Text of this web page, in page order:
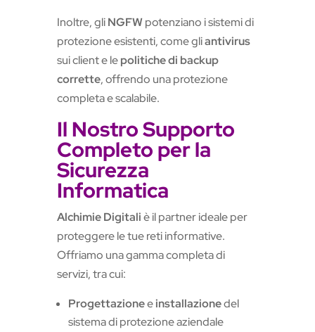
Inoltre, gliNGFWpotenziano i sistemi di
protezione esistenti, come gliantivirus
sui client e lepolitiche di backup
corrette, offrendo una protezione
completa e scalabile.
Il Nostro Supporto
Completo per la
Sicurezza
Informatica
Alchimie Digitaliè il partner ideale per
proteggere le tue reti informative.
Offriamo una gamma completa di
servizi, tra cui:
Progettazioneeinstallazionedel
sistema di protezione aziendale